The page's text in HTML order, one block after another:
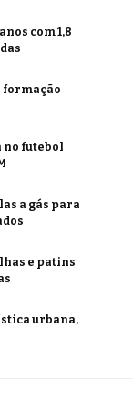
com 1,8
formação
no futebol
a gás para
e patins
urbana,